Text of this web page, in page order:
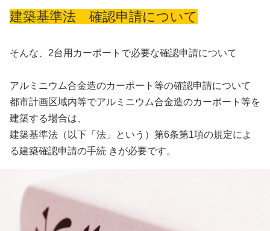
建築基準法 確認申請について
そんな、2台用カーポートで必要な確認申請について
アルミニウム合金造のカーポート等の確認申請について
都市計画区域内等でアルミニウム合金造のカーポート等を
建築する場合は、
建築基準法（以下「法」という）第6条第1項の規定によ
る建築確認申請の手続 きが必要です。